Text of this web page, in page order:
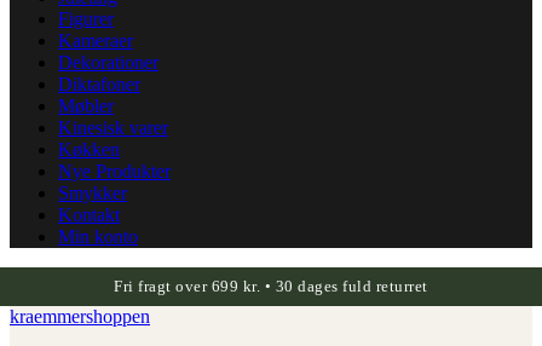
Figurer
Kameraer
Dekorationer
Diktafoner
Møbler
Kinesisk varer
Køkken
Nye Produkter
Smykker
Kontakt
Min konto
Fri fragt over 699 kr. • 30 dages fuld returret
kraemmershoppen